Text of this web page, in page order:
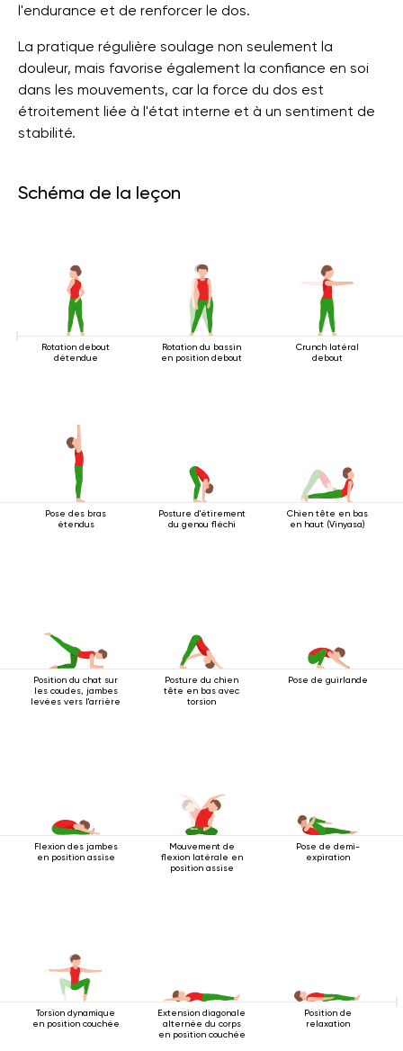
l'endurance et de renforcer le dos.
La pratique régulière soulage non seulement la
douleur, mais favorise également la confiance en soi
dans les mouvements, car la force du dos est
étroitement liée à l'état interne et à un sentiment de
stabilité.
Schéma de la leçon
Rotation debout
détendue
Rotation du bassin
en position debout
Crunch latéral
debout
Pose des bras
étendus
Posture d'étirement
du genou fléchi
Chien tête en bas
en haut (Vinyasa)
Position du chat sur
les coudes, jambes
levées vers l'arrière
Posture du chien
tête en bas avec
torsion
Pose de guirlande
Flexion des jambes
en position assise
Mouvement de
flexion latérale en
position assise
Pose de demi-
expiration
Torsion dynamique
en position couchée
Extension diagonale
alternée du corps
en position couchée
Position de
relaxation